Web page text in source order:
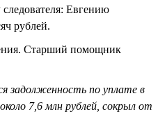
Евгению
рублей.
Старший помощник
задолженность по уплате в
7,6 млн рублей, сокрыл от